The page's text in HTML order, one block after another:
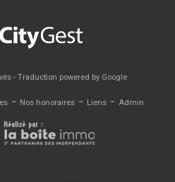
- Traduction powered by Google
- Nos honoraires- Liens- Admin